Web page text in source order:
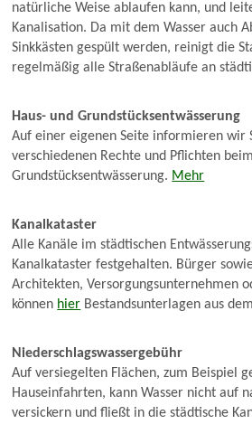
natürliche Weise ablaufen kann, und
Kanalisation. Da mit dem Wasser auch
Sinkkästen gespült werden, reinigt die
regelmäßig alle Straßenabläufe an
Haus- und Grundstücksentwässerung
Auf einer eigenen Seite informieren wir
verschiedenen Rechte und Pflichten
Grundstücksentwässerung. Mehr
Kanalkataster
Alle Kanäle im städtischen
Kanalkataster festgehalten. Bürger
Architekten, Versorgungsunternehmen
können hier Bestandsunterlagen aus
Niederschlagswassergebühr
Auf versiegelten Flächen, zum Beispiel
Hauseinfahrten, kann Wasser nicht auf
versickern und fließt in die städtische